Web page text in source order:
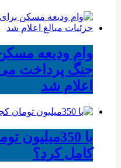
وام ودیعه
جنگ پرداخت
اعلام شد
با
کامل کرد؟